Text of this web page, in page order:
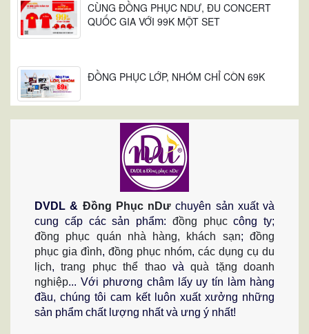
CÙNG ĐỒNG PHỤC NDƯ, ĐU CONCERT
QUỐC GIA VỚI 99K MỘT SET
ĐỒNG PHỤC LỚP, NHÓM CHỈ CÒN 69K
DVDL & Đồng Phục nDư chuyên sản xuất và
cung cấp các sản phẩm: đồng phụccông ty;
đồng phục quán nhà hàng, khách sạn;đồng
phục gia đình, đồng phục nhóm, các dụng cụ du
lịch,trang phục thể thaovàquà tặng doanh
nghiệp... Với phương châm lấy uy tín làm hàng
đầu, chúng tôi cam kết luôn xuất xưởng những
sản phẩm chất lượng nhất và ưng ý nhất!